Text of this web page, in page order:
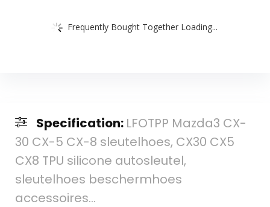
Frequently Bought Together Loading...
Specification: LFOTPP Mazda3 CX-
30 CX-5 CX-8 sleutelhoes, CX30 CX5
CX8 TPU silicone autosleutel,
sleutelhoes beschermhoes
accessoires…